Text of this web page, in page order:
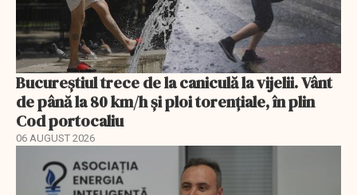
Bucureștiul trece de la caniculă la vijelii. Vânt
de până la 80 km/h și ploi torențiale, în plin
Cod portocaliu
06 AUGUST 2026